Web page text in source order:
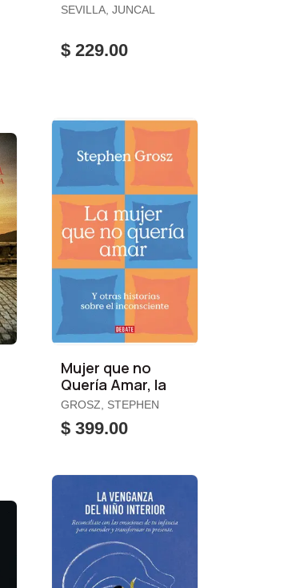
SEVILLA, JUNCAL
$ 229.00
Mujer que no
Quería Amar, la
GROSZ, STEPHEN
$ 399.00